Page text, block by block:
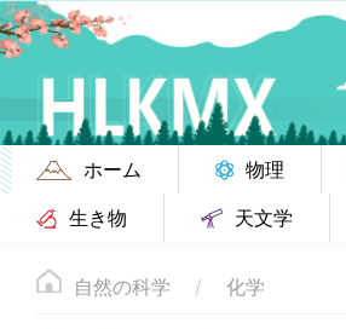
ホーム 物理
生き物
天文学
自然の科学 化学